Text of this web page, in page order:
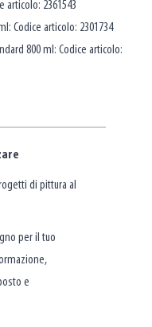
articolo: 2361543
Codice articolo: 2301734
800 ml: Codice articolo:
di pittura al
per il tuo
e